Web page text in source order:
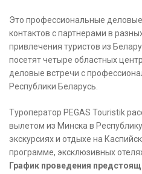
Это профессиональные
контактов с партнерами в
привлечения туристов из
посетят четыре областных
деловые встречи с
Республики Беларусь.
Туроператор PEGAS Touristik
вылетом из Минска в
экскурсиях и отдыхе на
программе, эксклюзивных отелях
График проведения